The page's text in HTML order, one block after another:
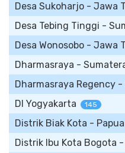
Desa Sukoharjo - Jawa
Desa Tebing Tinggi -
Desa Wonosobo - Jawa
Dharmasraya -
Dharmasraya Regency
DI Yogyakarta 145
Distrik Biak Kota - Papua
Distrik Ibu Kota Bogota